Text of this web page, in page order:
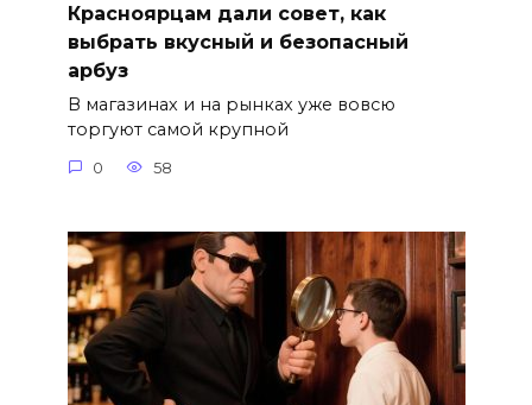
Красноярцам дали совет, как
выбрать вкусный и безопасный
арбуз
В магазинах и на рынках уже вовсю
торгуют самой крупной
0 58